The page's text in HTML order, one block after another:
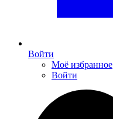
Войти
Моё избранное
Войти